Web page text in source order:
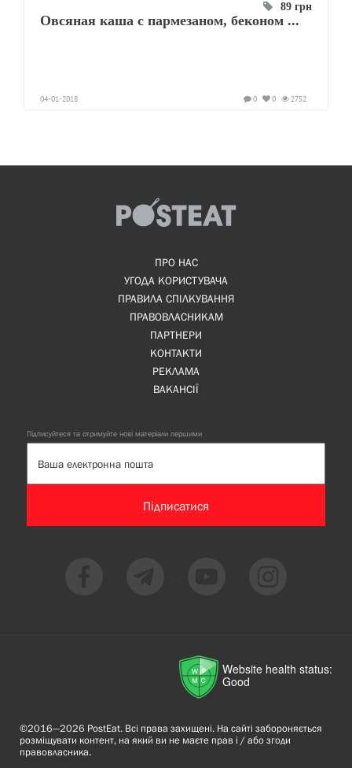
89 грн
Овсяная каша с пармезаном, беконом ...
04-01-2018 2752
0
0
ПРО НАС
УГОДА КОРИСТУВАЧА
ПРАВИЛА СПІЛКУВАННЯ
ПРАВОВЛАСНИКАМ
ПАРТНЕРИ
КОНТАКТИ
РЕКЛАМА
ВАКАНСІЇ
Підписуйтеся та отримуйте нові матеріали першими
Підписатися
Website health status:
Good
©2016—2026 PostEat. Всі права захищені. На сайті забороняється
розміщувати контент, на який ви не маєте прав і / або згоди
правовласника.